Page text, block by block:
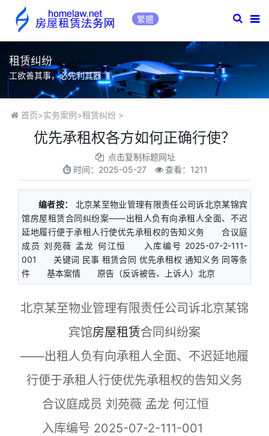
繁體
租赁纠纷
工欲善其事，必先利其器
首页>实务案例 >租赁纠纷>
优先承租权各方如何正确行使？
点击复制标题网址
时间： 2025-05-27 查看：1211
编者按：
北京某至物业管理有限责任公司诉北京某锦宾
馆房屋租赁合同纠纷案——出租人负有向承租人全面、不迟
延地履行便于承租人行使优先承租权的告知义务 合议庭
成员 刘苑薇 孟龙 何江恒 入库编号 2025-07-2-111-
001 关键词 民事 租赁合同 优先承租权 通知义务 同等条
件 基本案情 原告（反诉被告、上诉人）北京
北京某至物业管理有限责任公司诉北京某锦
宾馆房屋租赁合同纠纷案
——出租人负有向承租人全面、不迟延地履
行便于承租人行使优先承租权的告知义务
合议庭成员 刘苑薇 孟龙 何江恒
入库编号 2025-07-2-111-001